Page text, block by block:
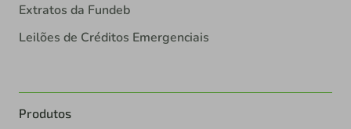
Extratos da Fundeb
Leilões de Créditos Emergenciais
Produtos